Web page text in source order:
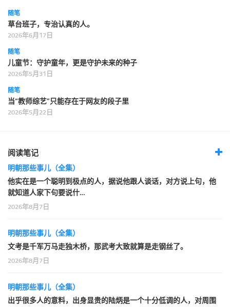
随笔
草台班子，专治认真的人。
2026年6月17日
随笔
儿童节：守护童年，更是守护未来的种子
2026年5月31日
随笔
当“教师综艺”只能存在于网友的段子里
2026年5月22日
阅读笔记
明朝那些事儿（全集）
他实在是一个聪明到极点的人，据说他跟人谈话，对方说上句，他
就知道人家下句要说什…
2026年8月7日
明朝那些事儿（全集）
文考是千军万马走独木桥，那武考大致就算是走钢丝了。
2026年8月7日
明朝那些事儿（全集）
出乎很多人的意料，出身显贵的陆炳是一个十分低调的人，对周围